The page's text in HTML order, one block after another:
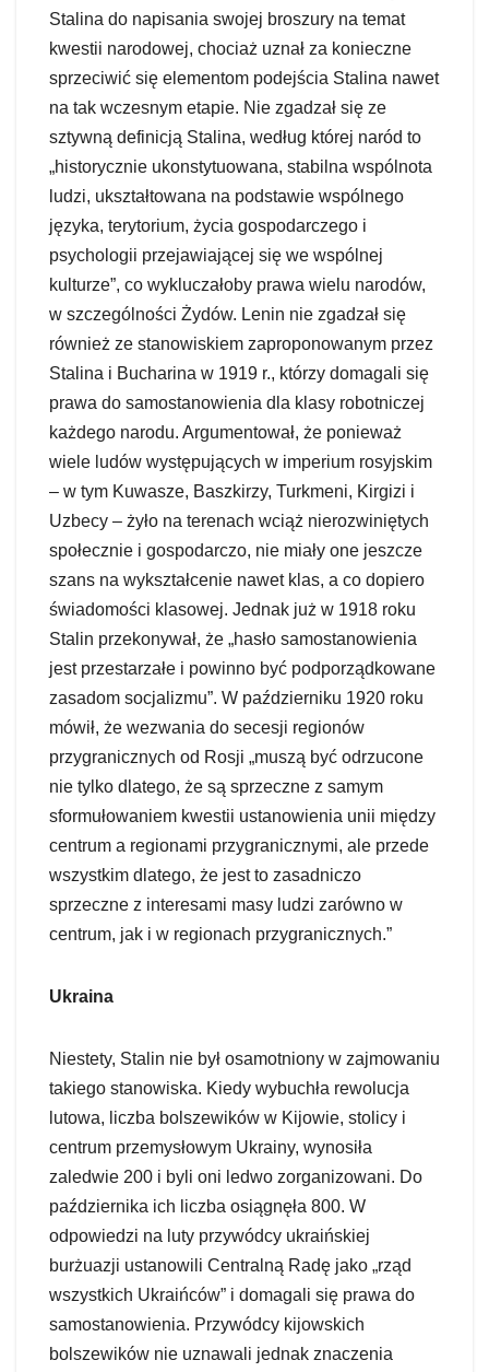
Stalina do napisania swojej broszury na temat
kwestii narodowej, chociaż uznał za konieczne
sprzeciwić się elementom podejścia Stalina nawet
na tak wczesnym etapie. Nie zgadzał się ze
sztywną definicją Stalina, według której naród to
„historycznie ukonstytuowana, stabilna wspólnota
ludzi, ukształtowana na podstawie wspólnego
języka, terytorium, życia gospodarczego i
psychologii przejawiającej się we wspólnej
kulturze”, co wykluczałoby prawa wielu narodów,
w szczególności Żydów. Lenin nie zgadzał się
również ze stanowiskiem zaproponowanym przez
Stalina i Bucharina w 1919 r., którzy domagali się
prawa do samostanowienia dla klasy robotniczej
każdego narodu. Argumentował, że ponieważ
wiele ludów występujących w imperium rosyjskim
– w tym Kuwasze, Baszkirzy, Turkmeni, Kirgizi i
Uzbecy – żyło na terenach wciąż nierozwiniętych
społecznie i gospodarczo, nie miały one jeszcze
szans na wykształcenie nawet klas, a co dopiero
świadomości klasowej. Jednak już w 1918 roku
Stalin przekonywał, że „hasło samostanowienia
jest przestarzałe i powinno być podporządkowane
zasadom socjalizmu”. W październiku 1920 roku
mówił, że wezwania do secesji regionów
przygranicznych od Rosji „muszą być odrzucone
nie tylko dlatego, że są sprzeczne z samym
sformułowaniem kwestii ustanowienia unii między
centrum a regionami przygranicznymi, ale przede
wszystkim dlatego, że jest to zasadniczo
sprzeczne z interesami masy ludzi zarówno w
centrum, jak i w regionach przygranicznych.”
Ukraina
Niestety, Stalin nie był osamotniony w zajmowaniu
takiego stanowiska. Kiedy wybuchła rewolucja
lutowa, liczba bolszewików w Kijowie, stolicy i
centrum przemysłowym Ukrainy, wynosiła
zaledwie 200 i byli oni ledwo zorganizowani. Do
października ich liczba osiągnęła 800. W
odpowiedzi na luty przywódcy ukraińskiej
burżuazji ustanowili Centralną Radę jako „rząd
wszystkich Ukraińców” i domagali się prawa do
samostanowienia. Przywódcy kijowskich
bolszewików nie uznawali jednak znaczenia